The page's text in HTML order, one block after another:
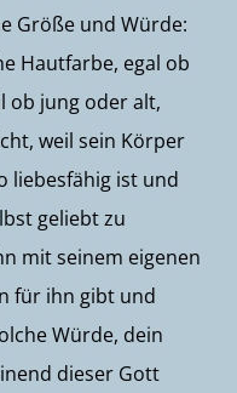
Größe und Würde:
Hautfarbe, egal ob
ob jung oder alt,
weil sein Körper
liebesfähig ist und
geliebt zu
mit seinem eigenen
für ihn gibt und
Würde, dein
dieser Gott